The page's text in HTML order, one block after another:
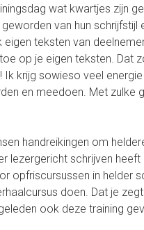
wat kwartjes zijn
van hun schrijfstijl
teksten van
op je eigen teksten. Dat
krijg sowieso veel
en meedoen. Met zulke
handreikingen om
lezergericht schrijven
opfriscursussen in helder
doen. Dat je
ook deze training